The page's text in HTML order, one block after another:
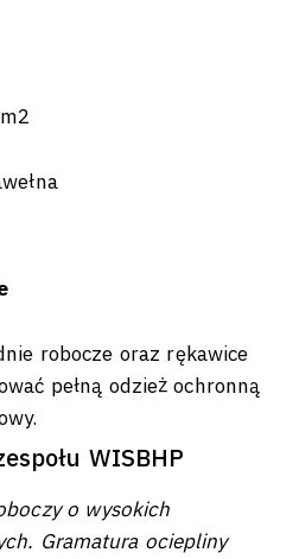
robocze oraz rękawice
pełną odzież ochronną
WISBHP
o wysokich
Gramatura ociepliny